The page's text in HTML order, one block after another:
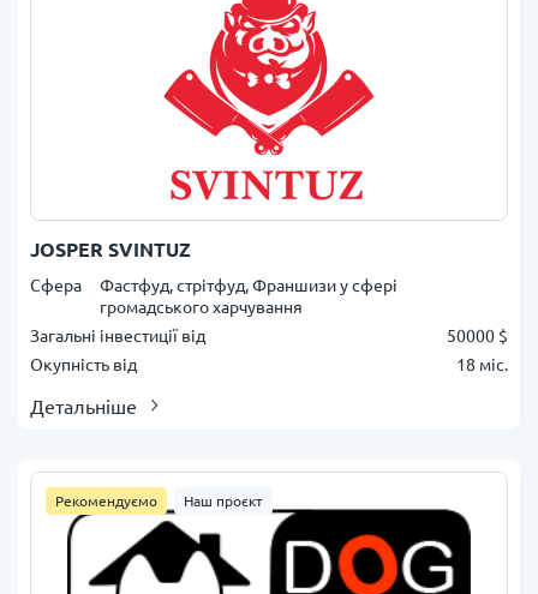
JOSPER SVINTUZ
Сфера
Фастфуд, стрітфуд, Франшизи у сфері
громадського харчування
Загальні інвестиції від
50000 $
Окупність від
18 міс.
Детальніше
Рекомендуємо Наш проєкт